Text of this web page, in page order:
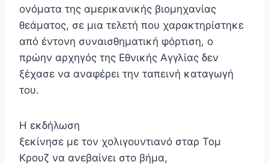
ονόματα της αμερικανικής βιομηχανίας
θεάματος, σε μια τελετή που χαρακτηρίστηκε
από έντονη συναισθηματική φόρτιση, ο
πρώην αρχηγός της Εθνικής Αγγλίας δεν
ξέχασε να αναφέρει την ταπεινή καταγωγή
του.
Η εκδήλωση
ξεκίνησε με τον χολιγουντιανό σταρ Τομ
Κρουζ να ανεβαίνει στο βήμα,